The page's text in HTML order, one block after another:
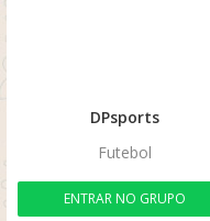
DPsports
Futebol
ENTRAR NO GRUPO